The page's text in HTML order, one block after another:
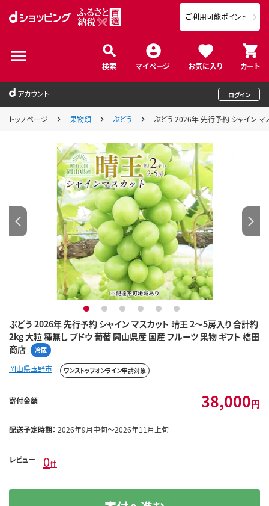
検索 マイページ お気に入り カート
ご利用可能ポイント
アカウント ログイン
トップページ 果物類 ぶどう ぶどう 2026年 先行予約 シャイン
ぶどう 2026年 先行予約 シャイン マスカット 晴王 2～5房入り 合計約
2kg 大粒 種無し ブドウ 葡萄 岡山県産 国産 フルーツ 果物 ギフト 橋田
商店
冷蔵
1 2 3 4 5 6
岡山県玉野市 ワンストップオンライン申請対象
寄付金額 38,000円
配送予定時期： 2026年9月中旬～2026年11月上旬
レビュー 0件